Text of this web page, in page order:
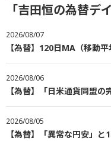
「吉田恒の為替デ
2026/08/07
【為替】120日MA（移動
2026/08/06
【為替】「日米通貨同盟の
2026/08/05
【為替】「異常な円安」と